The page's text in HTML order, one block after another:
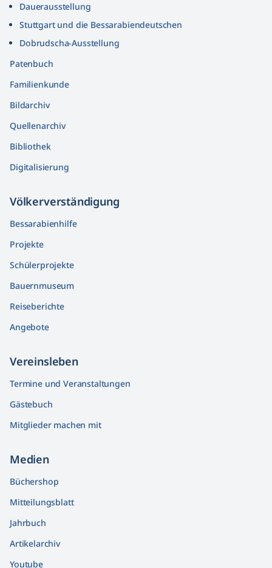
Dauerausstellung
Stuttgart und die Bessarabiendeutschen
Dobrudscha­-Ausstellung
Patenbuch
Familienkunde
Bildarchiv
Quellenarchiv
Bibliothek
Digitalisierung
Völkerver­ständigung
Bessarabienhilfe
Projekte
Schülerprojekte
Bauernmuseum
Reiseberichte
Angebote
Vereinsleben
Termine und Veranstaltungen
Gästebuch
Mitglieder machen mit
Medien
Büchershop
Mitteilungsblatt
Jahrbuch
Artikelarchiv
Youtube